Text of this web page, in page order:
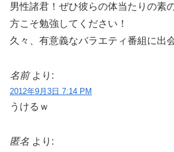
男性諸君！ぜひ彼らの体当たりの素
方こそ勉強してください！
久々、有意義なバラエティ番組に出
名前 より:
2012年9月3日 7:14 PM
うけるｗ
匿名 より: